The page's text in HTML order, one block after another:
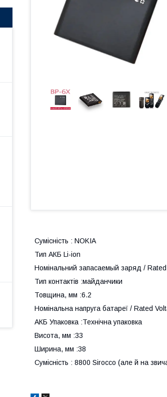
Сумісність : NOKIA
Тип АКБ Li-ion
Номінальний запасаемый заряд /
Тип контактів :майданчики
Товщина, мм :6.2
Номінальна напруга батареї / Rated
АКБ Упаковка :Технічна упаковка
Висота, мм :33
Ширина, мм :38
Сумісність : 8800 Sirocco (але й на